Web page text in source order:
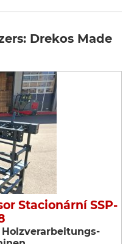
Drekos Made
Stacionární SSP-